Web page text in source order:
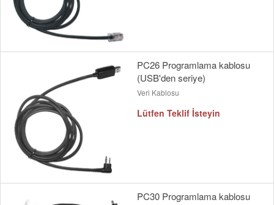
PC26 Programlama kablosu
(USB'den seriye)
Veri Kablosu
Lütfen Teklif İsteyin
PC30 Programlama kablosu